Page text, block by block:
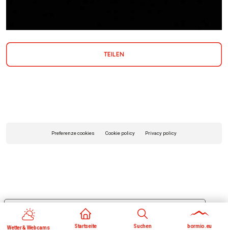
Wetter & Webcams Startseite Suchen bormio.eu
TEILEN
Preferenze cookies Cookie policy Privacy policy
Informativa sulla raccolta
Le tue preferenze relative alla privacy